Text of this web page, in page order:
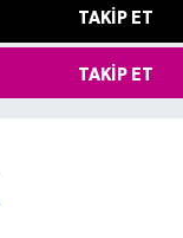
TAKIP ET
TAKIP ET